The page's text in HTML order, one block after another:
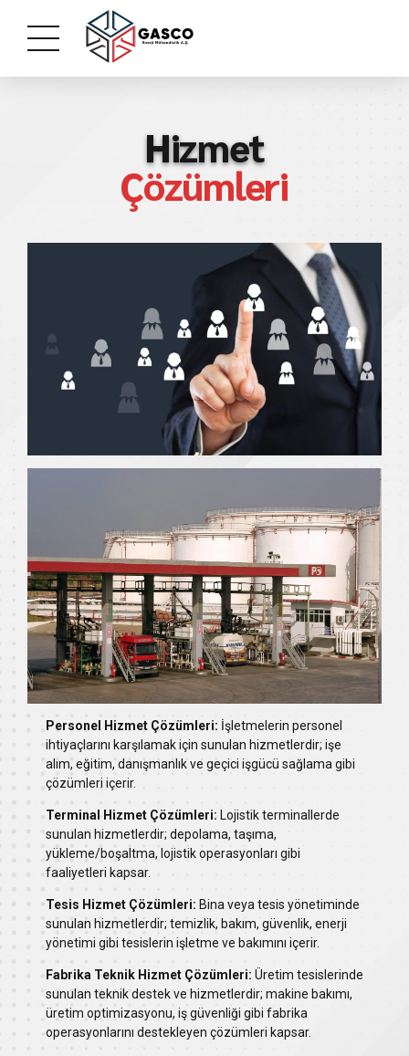
Hizmet
Çözümleri
Personel Hizmet Çözümleri: İşletmelerin personel
ihtiyaçlarını karşılamak için sunulan hizmetlerdir; işe
alım, eğitim, danışmanlık ve geçici işgücü sağlama gibi
çözümleri içerir.
Terminal Hizmet Çözümleri: Lojistik terminallerde
sunulan hizmetlerdir; depolama, taşıma,
yükleme/boşaltma, lojistik operasyonları gibi
faaliyetleri kapsar.
Tesis Hizmet Çözümleri: Bina veya tesis yönetiminde
sunulan hizmetlerdir; temizlik, bakım, güvenlik, enerji
yönetimi gibi tesislerin işletme ve bakımını içerir.
Fabrika Teknik Hizmet Çözümleri: Üretim tesislerinde
sunulan teknik destek ve hizmetlerdir; makine bakımı,
üretim optimizasyonu, iş güvenliği gibi fabrika
operasyonlarını destekleyen çözümleri kapsar.